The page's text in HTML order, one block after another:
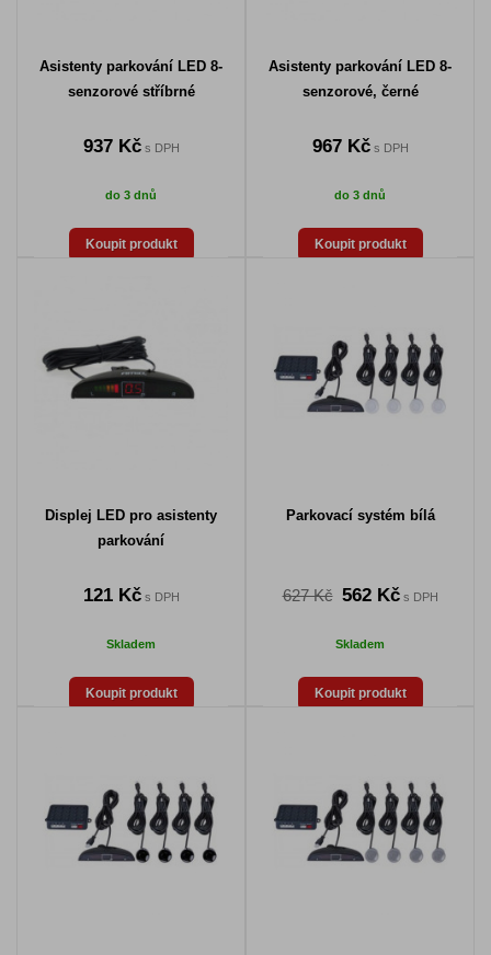
Asistenty parkování LED 8-
senzorové stříbrné
937 Kčs DPH
do 3 dnů
Koupit produkt
Asistenty parkování LED 8-
senzorové, černé
967 Kčs DPH
do 3 dnů
Koupit produkt
Displej LED pro asistenty
parkování
121 Kčs DPH
Skladem
Koupit produkt
Parkovací systém bílá
627 Kč 562 Kčs DPH
Skladem
Koupit produkt